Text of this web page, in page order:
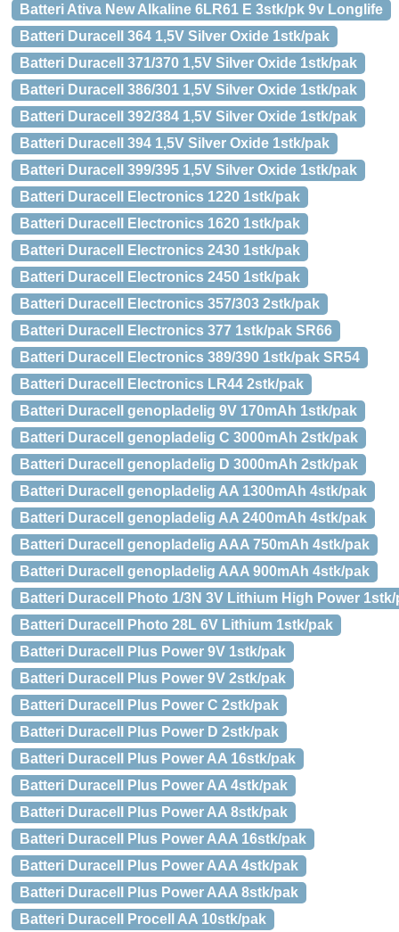
Batteri Ativa New Alkaline 6LR61 E 3stk/pk 9v Longlife
Batteri Duracell 364 1,5V Silver Oxide 1stk/pak
Batteri Duracell 371/370 1,5V Silver Oxide 1stk/pak
Batteri Duracell 386/301 1,5V Silver Oxide 1stk/pak
Batteri Duracell 392/384 1,5V Silver Oxide 1stk/pak
Batteri Duracell 394 1,5V Silver Oxide 1stk/pak
Batteri Duracell 399/395 1,5V Silver Oxide 1stk/pak
Batteri Duracell Electronics 1220 1stk/pak
Batteri Duracell Electronics 1620 1stk/pak
Batteri Duracell Electronics 2430 1stk/pak
Batteri Duracell Electronics 2450 1stk/pak
Batteri Duracell Electronics 357/303 2stk/pak
Batteri Duracell Electronics 377 1stk/pak SR66
Batteri Duracell Electronics 389/390 1stk/pak SR54
Batteri Duracell Electronics LR44 2stk/pak
Batteri Duracell genopladelig 9V 170mAh 1stk/pak
Batteri Duracell genopladelig C 3000mAh 2stk/pak
Batteri Duracell genopladelig D 3000mAh 2stk/pak
Batteri Duracell genopladelig AA 1300mAh 4stk/pak
Batteri Duracell genopladelig AA 2400mAh 4stk/pak
Batteri Duracell genopladelig AAA 750mAh 4stk/pak
Batteri Duracell genopladelig AAA 900mAh 4stk/pak
Batteri Duracell Photo 1/3N 3V Lithium High Power 1stk/
Batteri Duracell Photo 28L 6V Lithium 1stk/pak
Batteri Duracell Plus Power 9V 1stk/pak
Batteri Duracell Plus Power 9V 2stk/pak
Batteri Duracell Plus Power C 2stk/pak
Batteri Duracell Plus Power D 2stk/pak
Batteri Duracell Plus Power AA 16stk/pak
Batteri Duracell Plus Power AA 4stk/pak
Batteri Duracell Plus Power AA 8stk/pak
Batteri Duracell Plus Power AAA 16stk/pak
Batteri Duracell Plus Power AAA 4stk/pak
Batteri Duracell Plus Power AAA 8stk/pak
Batteri Duracell Procell AA 10stk/pak